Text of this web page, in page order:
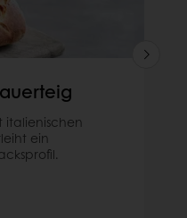
italienischen
ein